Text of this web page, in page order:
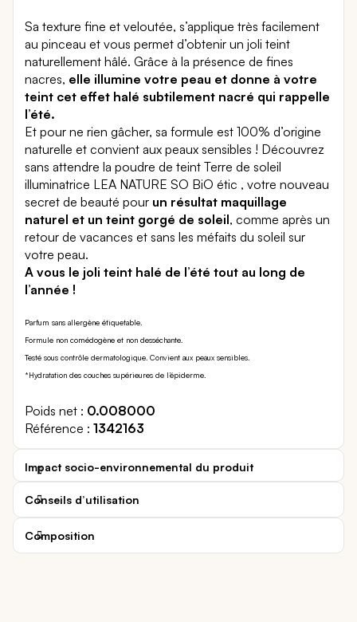
Sa texture fine et veloutée, s’applique très facilement
au pinceau et vous permet d’obtenir un joli teint
naturellement hâlé. Grâce à la présence de fines
nacres, elle illumine votre peau et donne à votre
teint cet effet halé subtilement nacré qui rappelle
l’été.
Et pour ne rien gâcher, sa formule est 100% d’origine
naturelle et convient aux peaux sensibles ! Découvrez
sans attendre la poudre de teint Terre de soleil
illuminatrice LEA NATURE SO BiO étic , votre nouveau
secret de beauté pour un résultat maquillage
naturel et un teint gorgé de soleil, comme après un
retour de vacances et sans les méfaits du soleil sur
votre peau.
A vous le joli teint halé de l’été tout au long de
l’année !
Parfum sans allergène étiquetable.
Formule non comédogène et non desséchante.
Testé sous contrôle dermatologique. Convient aux peaux sensibles.
*Hydratation des couches supérieures de l’épiderme.
Poids net
0.008000
Référence
1342163
Impact socio-environnemental du produit
Conseils d’utilisation
Composition